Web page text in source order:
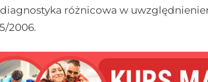
różnicowa w
2006.